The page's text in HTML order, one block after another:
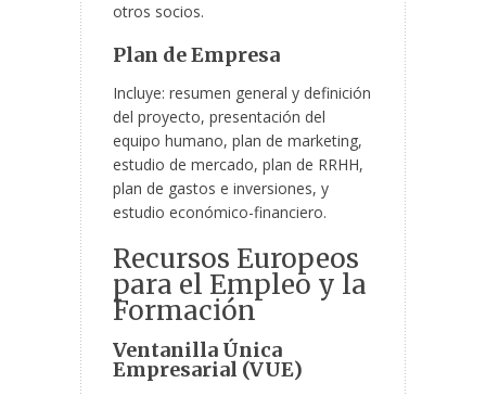
otros socios.
Plan de Empresa
Incluye: resumen general y definición
del proyecto, presentación del
equipo humano, plan de marketing,
estudio de mercado, plan de RRHH,
plan de gastos e inversiones, y
estudio económico-financiero.
Recursos Europeos
para el Empleo y la
Formación
Ventanilla Única
Empresarial (VUE)